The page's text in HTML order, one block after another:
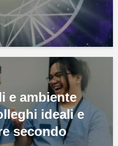
e ambiente
ideali e
secondo